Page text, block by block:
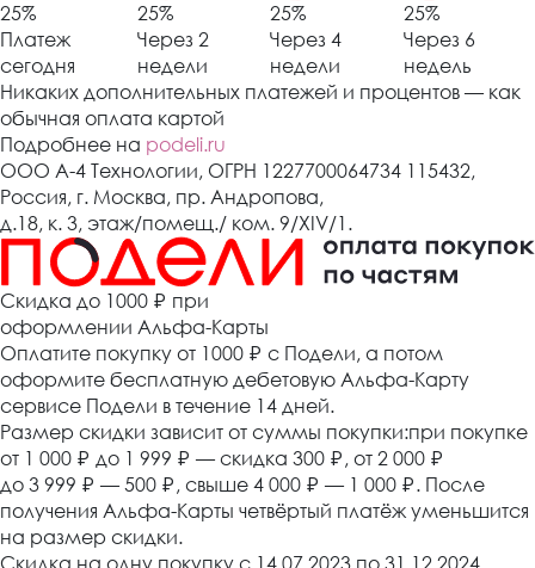
25%
Платеж
сегодня
25%
Через 2
недели
25%
Через 4
недели
25%
Через 6
недель
Никаких дополнительных платежей и процентов — как
обычная оплата картой
Подробнее на podeli.ru
ООО А-4 Технологии, ОГРН 1227700064734 115432,
Россия, г. Москва, пр. Андропова,
д.18, к. 3, этаж/помещ./ ком. 9/XIV/1.
Cкидка до 1000 ₽ при
оформлении Альфа-Карты
Оплатите покупку от 1000 ₽ с Подели, а потом
оформите бесплатную дебетовую Альфа-Карту
сервисе Подели в течение 14 дней.
Размер скидки зависит от суммы покупки:при покупке
от 1 000 ₽ до 1 999 ₽ — скидка 300 ₽ , от 2 000 ₽
до 3 999 ₽ — 500 ₽ , свыше 4 000 ₽ — 1 000 ₽. После
получения Альфа-Карты четвёртый платёж уменьшится
на размер скидки.
Скидка на одну покупку с 14.07.2023 по 31.12.2024